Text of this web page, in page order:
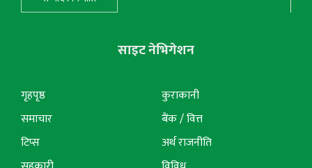
साइट नेभिगेशन
गृहपृष्ठ
समाचार
टिप्स
कुराकानी
बैंक / वित्त
अर्थ राजनीति